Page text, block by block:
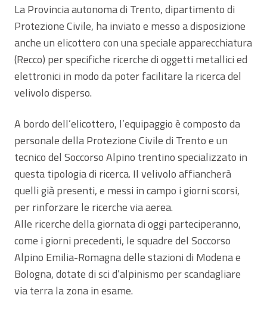
La Provincia autonoma di Trento, dipartimento di
Protezione Civile, ha inviato e messo a disposizione
anche un elicottero con una speciale apparecchiatura
(Recco) per specifiche ricerche di oggetti metallici ed
elettronici in modo da poter facilitare la ricerca del
velivolo disperso.
A bordo dell’elicottero, l’equipaggio è composto da
personale della Protezione Civile di Trento e un
tecnico del Soccorso Alpino trentino specializzato in
questa tipologia di ricerca. Il velivolo affiancherà
quelli già presenti, e messi in campo i giorni scorsi,
per rinforzare le ricerche via aerea.
Alle ricerche della giornata di oggi parteciperanno,
come i giorni precedenti, le squadre del Soccorso
Alpino Emilia-Romagna delle stazioni di Modena e
Bologna, dotate di sci d’alpinismo per scandagliare
via terra la zona in esame.